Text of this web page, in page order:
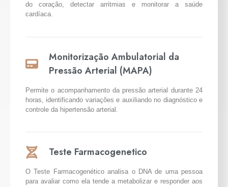
do coração, detectar arritmias e monitorar a saúde
cardíaca.
Monitorização Ambulatorial da
Pressão Arterial (MAPA)
Permite o acompanhamento da pressão arterial durante 24
horas, identificando variações e auxiliando no diagnóstico e
controle da hipertensão arterial.
Teste Farmacogenetico
O Teste Farmacogenético analisa o DNA de uma pessoa
para avaliar como ela tende a metabolizar e responder aos